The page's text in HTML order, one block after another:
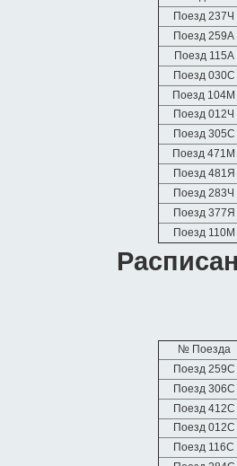
Поезд 237Ч
Поезд 259А
Поезд 115А
Поезд 030С
Поезд 104М
Поезд 012Ч
Поезд 305С
Поезд 471М
Поезд 481Я
Поезд 283Ч
Поезд 377Я
Поезд 110М
№ Поезда
Поезд 259С
Поезд 306С
Поезд 412С
Поезд 012С
Поезд 116С